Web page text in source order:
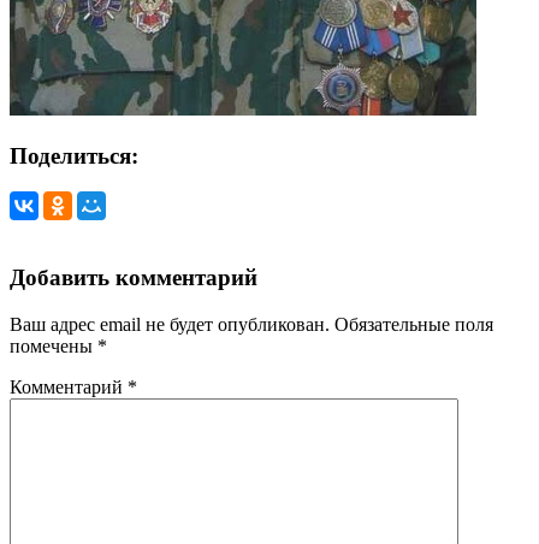
Поделиться:
Добавить комментарий
Ваш адрес email не будет опубликован. Обязательные поля
помечены *
Комментарий *